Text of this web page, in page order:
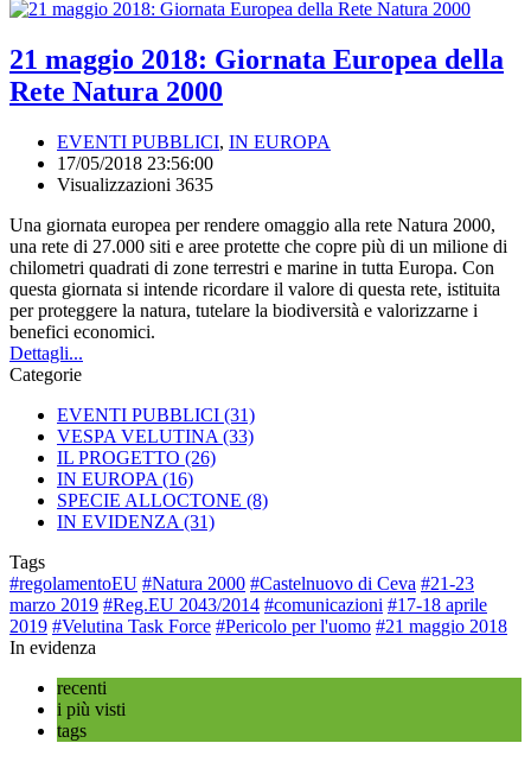
21 maggio 2018: Giornata Europea della
Rete Natura 2000
EVENTI PUBBLICI, IN EUROPA
17/05/2018 23:56:00
Visualizzazioni 3635
Una giornata europea per rendere omaggio alla rete Natura 2000,
una rete di 27.000 siti e aree protette che copre più di un milione di
chilometri quadrati di zone terrestri e marine in tutta Europa. Con
questa giornata si intende ricordare il valore di questa rete, istituita
per proteggere la natura, tutelare la biodiversità e valorizzarne i
benefici economici.
Dettagli...
Categorie
EVENTI PUBBLICI (31)
VESPA VELUTINA (33)
IL PROGETTO (26)
IN EUROPA (16)
SPECIE ALLOCTONE (8)
IN EVIDENZA (31)
Tags
#regolamentoEU #Natura 2000 #Castelnuovo di Ceva #21-23
marzo 2019 #Reg.EU 2043/2014 #comunicazioni #17-18 aprile
2019 #Velutina Task Force #Pericolo per l'uomo #21 maggio 2018
In evidenza
recenti
i più visti
tags